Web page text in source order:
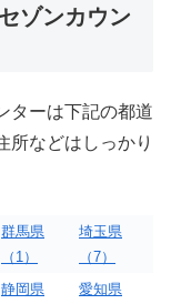
ゾンカウン
ターは下記の都道
所などはしっかり
群馬県
（1）
埼玉県
（7）
静岡県
愛知県